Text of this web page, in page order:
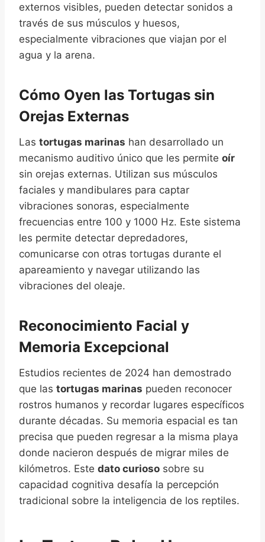
externos visibles, pueden detectar sonidos a
través de sus músculos y huesos,
especialmente vibraciones que viajan por el
agua y la arena.
Cómo Oyen las Tortugas sin
Orejas Externas
Las tortugas marinas han desarrollado un
mecanismo auditivo único que les permite oír
sin orejas externas. Utilizan sus músculos
faciales y mandibulares para captar
vibraciones sonoras, especialmente
frecuencias entre 100 y 1000 Hz. Este sistema
les permite detectar depredadores,
comunicarse con otras tortugas durante el
apareamiento y navegar utilizando las
vibraciones del oleaje.
Reconocimiento Facial y
Memoria Excepcional
Estudios recientes de 2024 han demostrado
que las tortugas marinas pueden reconocer
rostros humanos y recordar lugares específicos
durante décadas. Su memoria espacial es tan
precisa que pueden regresar a la misma playa
donde nacieron después de migrar miles de
kilómetros. Este dato curioso sobre su
capacidad cognitiva desafía la percepción
tradicional sobre la inteligencia de los reptiles.